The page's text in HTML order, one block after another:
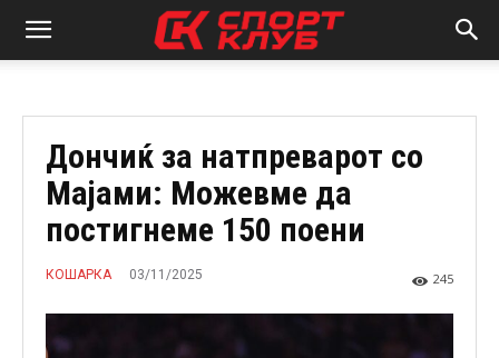
Дончиќ за натпреварот со
Мајами: Можевме да
постигнеме 150 поени
КОШАРКА 03/11/2025 245